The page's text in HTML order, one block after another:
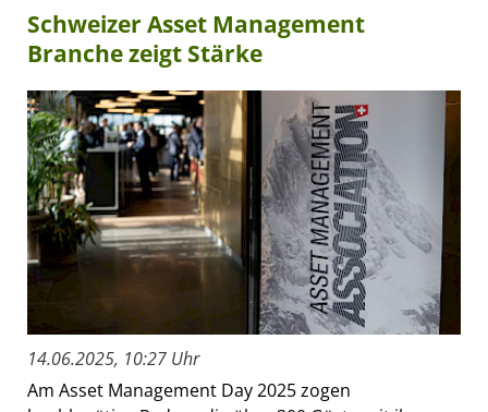
Schweizer Asset Management
Branche zeigt Stärke
14.06.2025, 10:27 Uhr
Am Asset Management Day 2025 zogen